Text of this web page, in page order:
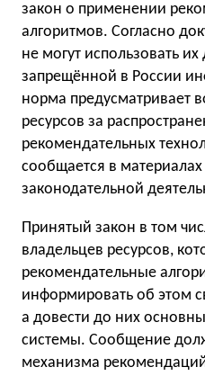
закон о применении
алгоритмов. Согласно
не могут использовать
запрещённой в России
норма предусматривает
ресурсов за
рекомендательных
сообщается в
законодательной
Принятый закон в том
владельцев ресурсов,
рекомендательные
информировать об этом
а довести до них
системы. Сообщение
механизма